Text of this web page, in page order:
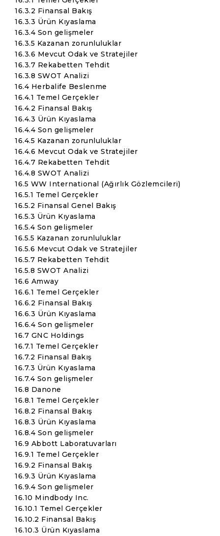
16.3.2 Finansal Bakış
16.3.3 Ürün Kıyaslama
16.3.4 Son gelişmeler
16.3.5 Kazanan zorunluluklar
16.3.6 Mevcut Odak ve Stratejiler
16.3.7 Rekabetten Tehdit
16.3.8 SWOT Analizi
16.4 Herbalife Beslenme
16.4.1 Temel Gerçekler
16.4.2 Finansal Bakış
16.4.3 Ürün Kıyaslama
16.4.4 Son gelişmeler
16.4.5 Kazanan zorunluluklar
16.4.6 Mevcut Odak ve Stratejiler
16.4.7 Rekabetten Tehdit
16.4.8 SWOT Analizi
16.5 WW International (Ağırlık Gözlemcileri)
16.5.1 Temel Gerçekler
16.5.2 Finansal Genel Bakış
16.5.3 Ürün Kıyaslama
16.5.4 Son gelişmeler
16.5.5 Kazanan zorunluluklar
16.5.6 Mevcut Odak ve Stratejiler
16.5.7 Rekabetten Tehdit
16.5.8 SWOT Analizi
16.6 Amway
16.6.1 Temel Gerçekler
16.6.2 Finansal Bakış
16.6.3 Ürün Kıyaslama
16.6.4 Son gelişmeler
16.7 GNC Holdings
16.7.1 Temel Gerçekler
16.7.2 Finansal Bakış
16.7.3 Ürün Kıyaslama
16.7.4 Son gelişmeler
16.8 Danone
16.8.1 Temel Gerçekler
16.8.2 Finansal Bakış
16.8.3 Ürün Kıyaslama
16.8.4 Son gelişmeler
16.9 Abbott Laboratuvarları
16.9.1 Temel Gerçekler
16.9.2 Finansal Bakış
16.9.3 Ürün Kıyaslama
16.9.4 Son gelişmeler
16.10 Mindbody Inc.
16.10.1 Temel Gerçekler
16.10.2 Finansal Bakış
16.10.3 Ürün Kıyaslama